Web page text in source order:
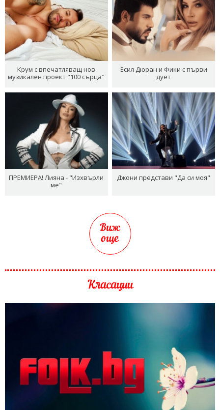
Крум с впечатляващ нов
музикален проект "100 сърца"
Есил Дюран и Фики с първи
дует
ПРЕМИЕРА! Лияна - "Изхвърли
ме"
Джони представи "Да си моя"
Виж
още
Класации